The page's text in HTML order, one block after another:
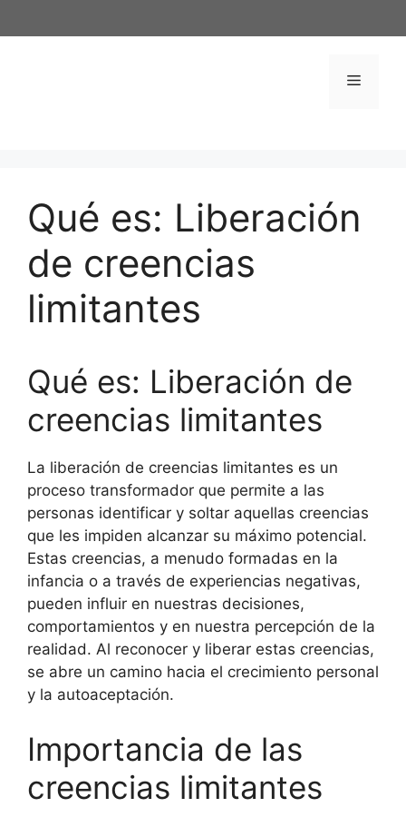
al
Menú
Qué es: Liberación
de creencias
limitantes
Qué es: Liberación de
creencias limitantes
La liberación de creencias limitantes es un
proceso transformador que permite a las
personas identificar y soltar aquellas creencias
que les impiden alcanzar su máximo potencial.
Estas creencias, a menudo formadas en la
infancia o a través de experiencias negativas,
pueden influir en nuestras decisiones,
comportamientos y en nuestra percepción de la
realidad. Al reconocer y liberar estas creencias,
se abre un camino hacia el crecimiento personal
y la autoaceptación.
Importancia de las
creencias limitantes